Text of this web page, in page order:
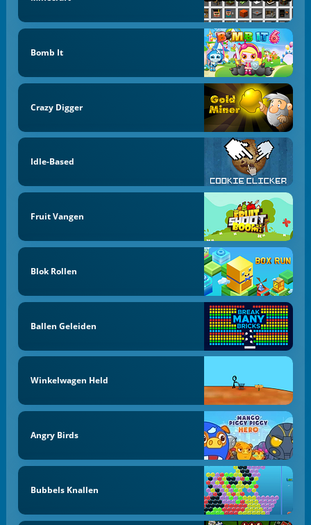
Bomb It
Crazy Digger
Idle-Based
Fruit Vangen
Blok Rollen
Ballen Geleiden
Winkelwagen Held
Angry Birds
Bubbels Knallen